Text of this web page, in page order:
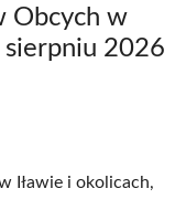
Obcych w
sierpniu 2026
Iławie i okolicach,